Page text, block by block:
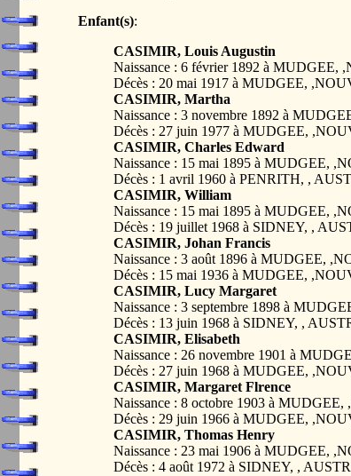
Enfant(s):
CASIMIR, Louis Augustin
Naissance : 6 février 1892 à
Décès : 20 mai 1917 à MUDGEE,
CASIMIR, Martha
Naissance : 3 novembre 1892 à
Décès : 27 juin 1977 à MUDGEE,
CASIMIR, Charles Edward
Naissance : 15 mai 1895 à MUDGEE,
Décès : 1 avril 1960 à PENRITH, ,
CASIMIR, William
Naissance : 15 mai 1895 à MUDGEE,
Décès : 19 juillet 1968 à SIDNEY, ,
CASIMIR, Johan Francis
Naissance : 3 août 1896 à MUDGEE,
Décès : 15 mai 1936 à MUDGEE,
CASIMIR, Lucy Margaret
Naissance : 3 septembre 1898 à
Décès : 13 juin 1968 à SIDNEY, ,
CASIMIR, Elisabeth
Naissance : 26 novembre 1901 à
Décès : 27 juin 1968 à MUDGEE,
CASIMIR, Margaret Flrence
Naissance : 8 octobre 1903 à
Décès : 29 juin 1966 à MUDGEE,
CASIMIR, Thomas Henry
Naissance : 23 mai 1906 à MUDGEE,
Décès : 4 août 1972 à SIDNEY, ,